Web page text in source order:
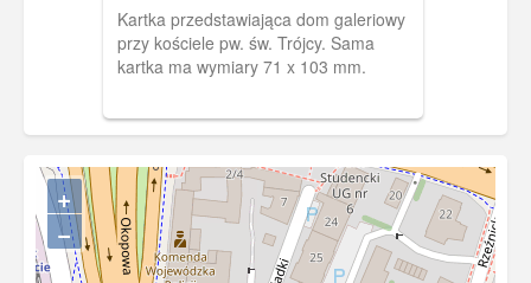
Kartka przedstawiająca dom galeriowy
przy kościele pw. św. Trójcy. Sama
kartka ma wymiary 71 x 103 mm.
+
−